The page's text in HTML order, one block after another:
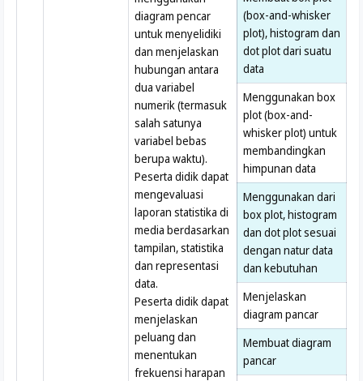
diagram pencar
untuk menyelidiki
dan menjelaskan
hubungan antara
dua variabel
numerik (termasuk
salah satunya
variabel bebas
berupa waktu).
Peserta didik dapat
mengevaluasi
laporan statistika di
media berdasarkan
tampilan, statistika
dan representasi
data.
Peserta didik dapat
menjelaskan
peluang dan
menentukan
frekuensi harapan
(box-and-whisker
plot), histogram dan
dot plot dari suatu
data
Menggunakan box
plot (box-and-
whisker plot) untuk
membandingkan
himpunan data
Menggunakan dari
box plot, histogram
dan dot plot sesuai
dengan natur data
dan kebutuhan
Menjelaskan
diagram pancar
Membuat diagram
pancar